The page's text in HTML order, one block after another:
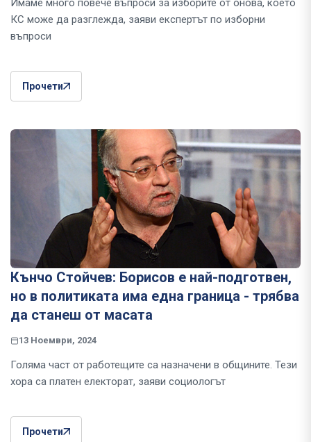
Имаме много повече въпроси за изборите от онова, което
КС може да разглежда, заяви експертът по изборни
въпроси
Прочети
Кънчо Стойчев: Борисов е най-подготвен,
но в политиката има една граница - трябва
да станеш от масата
13 Ноември, 2024
Голяма част от работещите са назначени в общините. Тези
хора са платен електорат, заяви социологът
Прочети